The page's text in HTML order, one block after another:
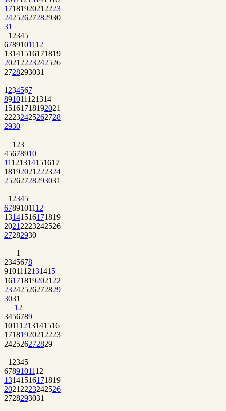
1718192021 2223
24252627282930
31
1 2345
6789101112
13141516171819
2021 2223242526
2728293031
1 234567
891011121314
15161718192021
22232425262728
2930
1 23
45678910
11121314151617
18192021 222324
25262728293031
1 2345
6789101112
13141516171819
2021 2223242526
27282930
1
2345678
9101112131415
161718192021 22
23242526272829
3031
1 2
3456789
10111213141516
1718192021 2223
242526272829
1 2345
6789101112
13141516171819
2021 2223242526
2728293031